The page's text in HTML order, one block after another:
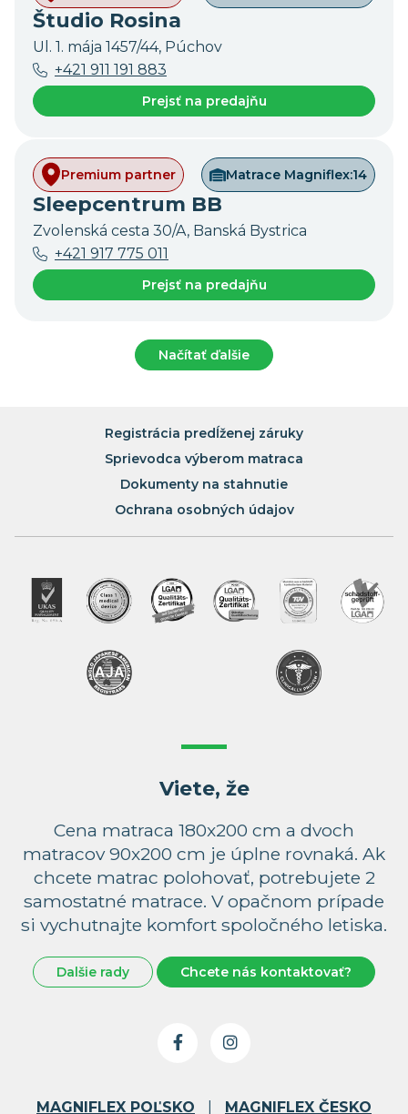
Študio Rosina
Ul. 1. mája 1457/44, Púchov
+421 911 191 883
Prejsť na predajňu
Premium partner Matrace Magniflex:14
Sleepcentrum BB
Zvolenská cesta 30/A, Banská Bystrica
+421 917 775 011
Prejsť na predajňu
Načítať ďalšie
Registrácia predĺženej záruky
Sprievodca výberom matraca
Dokumenty na stahnutie
Ochrana osobných údajov
Viete, že
Cena matraca 180x200 cm a dvoch
matracov 90x200 cm je úplne rovnaká. Ak
chcete matrac polohovať, potrebujete 2
samostatné matrace. V opačnom prípade
si vychutnajte komfort spoločného letiska.
Dalšie rady Chcete nás kontaktovať?
MAGNIFLEX POĽSKO MAGNIFLEX ČESKO